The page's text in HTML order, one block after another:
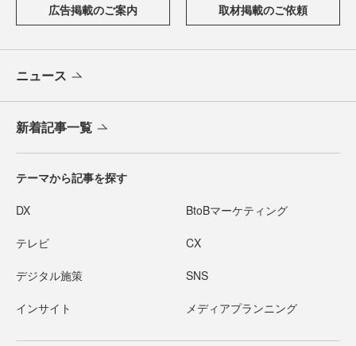
広告掲載のご案内 取材掲載のご依頼
ニュース
新着記事一覧
テーマから記事を探す
DX BtoBマーケティング
テレビ CX
デジタル施策 SNS
インサイト メディアプランニング